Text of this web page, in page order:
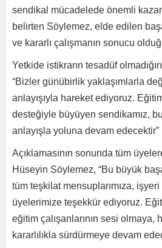
sendikal mücadelede önemli
belirten Söylemez, elde edilen
ve kararlı çalışmanın sonucu
Yetkide istikrarın tesadüf
“Bizler günübirlik yaklaşımlarla
anlayışıyla hareket ediyoruz. Eğitim
desteğiyle büyüyen sendikamız,
anlayışla yoluna devam
Açıklamasının sonunda tüm
Hüseyin Söylemez, “Bu büyük
tüm teşkilat mensuplarımıza,
üyelerimize teşekkür ediyoruz.
eğitim çalışanlarının sesi olmaya,
kararlılıkla sürdürmeye devam